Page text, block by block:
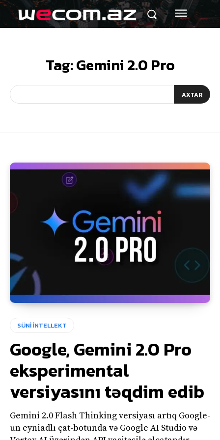
Tag:Gemini 2.0 Pro
AXTAR
SÜNİ İNTELLEKT
Google, Gemini 2.0 Pro
eksperimental
versiyasını təqdim edib
Gemini 2.0 Flash Thinking versiyası artıq Google-
un eyniadlı çat-botunda və Google AI Studio və